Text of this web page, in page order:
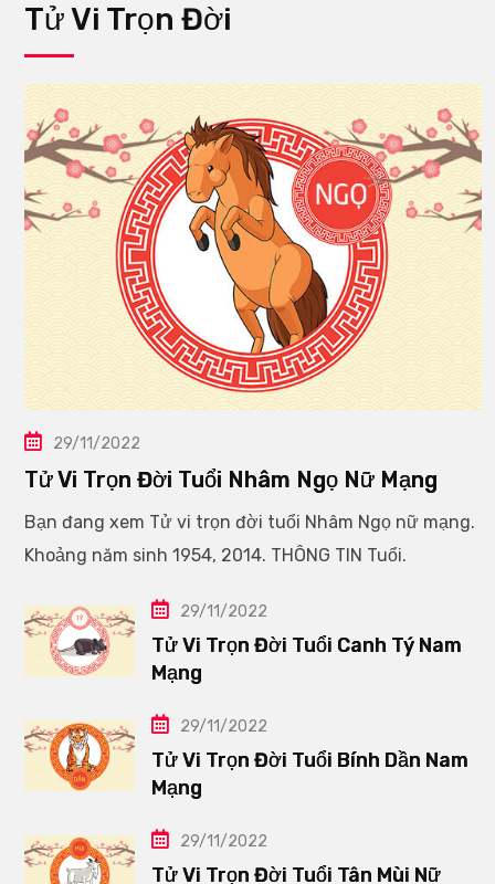
Tử Vi Trọn Đời
29/11/2022
Tử Vi Trọn Đời Tuổi Nhâm Ngọ Nữ Mạng
Bạn đang xem Tử vi trọn đời tuổi Nhâm Ngọ nữ mạng.
Khoảng năm sinh 1954, 2014. THÔNG TIN Tuổi.
29/11/2022
Tử Vi Trọn Đời Tuổi Canh Tý Nam
Mạng
29/11/2022
Tử Vi Trọn Đời Tuổi Bính Dần Nam
Mạng
29/11/2022
Tử Vi Trọn Đời Tuổi Tân Mùi Nữ